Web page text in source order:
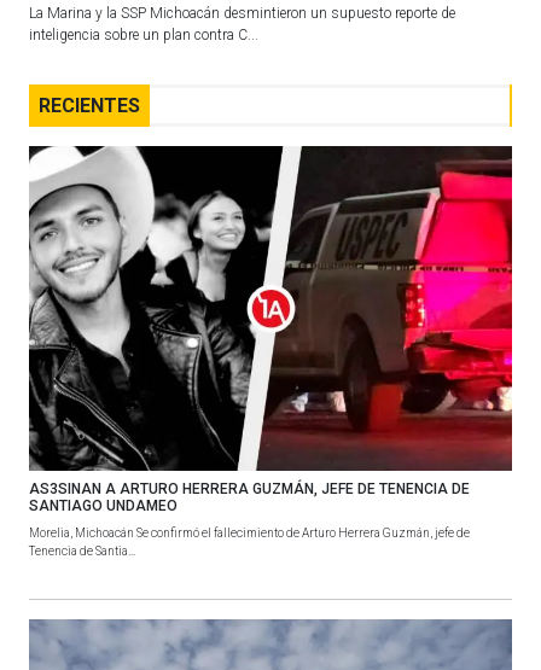
La Marina y la SSP Michoacán desmintieron un supuesto reporte de
inteligencia sobre un plan contra C...
RECIENTES
AS3SINAN A ARTURO HERRERA GUZMÁN, JEFE DE TENENCIA DE
SANTIAGO UNDAMEO
Morelia, Michoacán Se confirmó el fallecimiento de Arturo Herrera Guzmán, jefe de
Tenencia de Santia...